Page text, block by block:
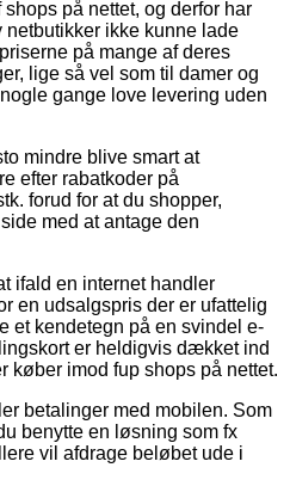
på nettet, og derfor har
netbutikker ikke kunne lade
på mange af deres
lige så vel som til damer og
gange love levering uden
mindre blive smart at
efter rabatkoder på
forud for at du shopper,
med at antage den
ifald en internet handler
en udsalgspris der er ufattelig
et kendetegn på en svindel e-
er heldigvis dækket ind
køber imod fup shops på nettet.
betalinger med mobilen. Som
benytte en løsning som fx
vil afdrage beløbet ude i